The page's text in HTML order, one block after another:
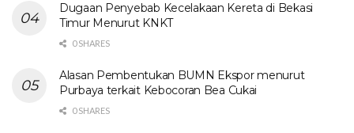
Dugaan Penyebab Kecelakaan Kereta di Bekasi
Timur Menurut KNKT
0 SHARES
Alasan Pembentukan BUMN Ekspor menurut
Purbaya terkait Kebocoran Bea Cukai
0 SHARES